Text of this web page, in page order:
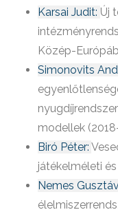
Karsai Judit: Új
Közép-
Simonovits
modellek
Biró Péter:
játékelméleti
Nemes